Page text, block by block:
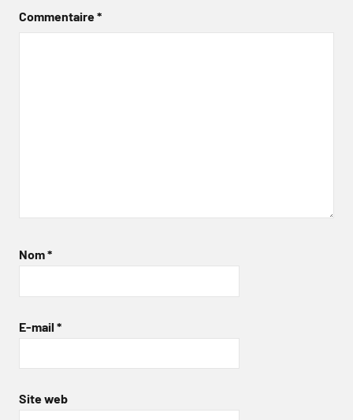
Commentaire*
Nom*
E-mail *
Site web